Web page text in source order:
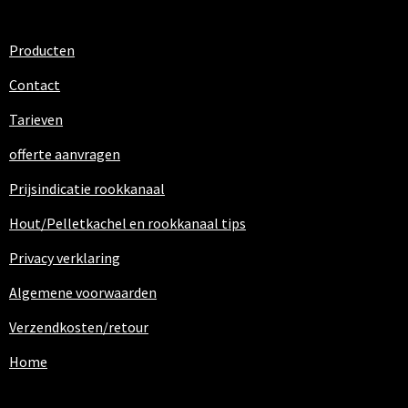
Producten
Contact
Tarieven
offerte aanvragen
Prijsindicatie rookkanaal
Hout/Pelletkachel en rookkanaal tips
Privacy verklaring
Algemene voorwaarden
Verzendkosten/retour
Home